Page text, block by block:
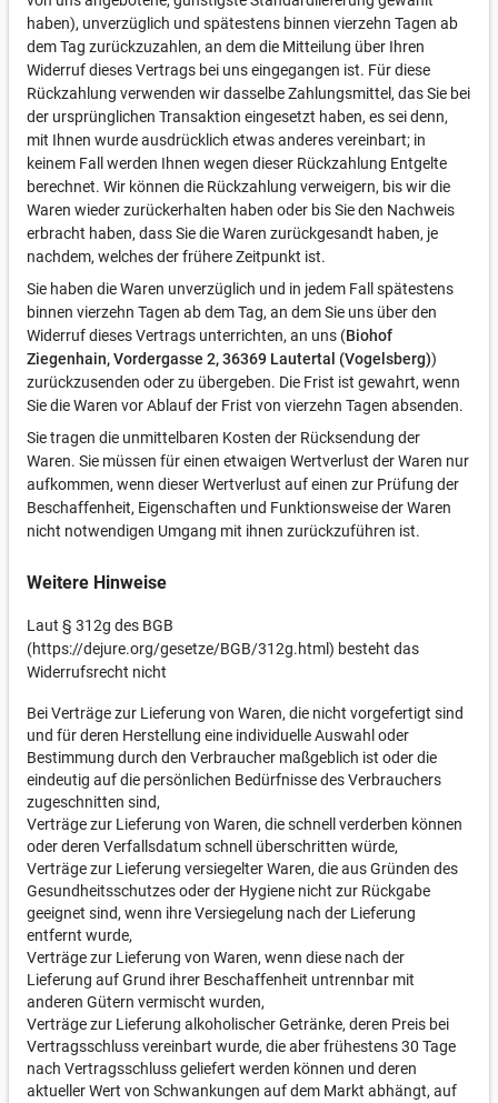
haben), unverzüglich und spätestens binnen vierzehn Tagen ab
dem Tag zurückzuzahlen, an dem die Mitteilung über Ihren
Widerruf dieses Vertrags bei uns eingegangen ist. Für diese
Rückzahlung verwenden wir dasselbe Zahlungsmittel, das Sie bei
der ursprünglichen Transaktion eingesetzt haben, es sei denn,
mit Ihnen wurde ausdrücklich etwas anderes vereinbart; in
keinem Fall werden Ihnen wegen dieser Rückzahlung Entgelte
berechnet. Wir können die Rückzahlung verweigern, bis wir die
Waren wieder zurückerhalten haben oder bis Sie den Nachweis
erbracht haben, dass Sie die Waren zurückgesandt haben, je
nachdem, welches der frühere Zeitpunkt ist.
Sie haben die Waren unverzüglich und in jedem Fall spätestens
binnen vierzehn Tagen ab dem Tag, an dem Sie uns über den
Widerruf dieses Vertrags unterrichten, an uns (Biohof
Ziegenhain, Vordergasse 2, 36369 Lautertal (Vogelsberg))
zurückzusenden oder zu übergeben. Die Frist ist gewahrt, wenn
Sie die Waren vor Ablauf der Frist von vierzehn Tagen absenden.
Sie tragen die unmittelbaren Kosten der Rücksendung der
Waren. Sie müssen für einen etwaigen Wertverlust der Waren nur
aufkommen, wenn dieser Wertverlust auf einen zur Prüfung der
Beschaffenheit, Eigenschaften und Funktionsweise der Waren
nicht notwendigen Umgang mit ihnen zurückzuführen ist.
Weitere Hinweise
Laut § 312g des BGB
(https://dejure.org/gesetze/BGB/312g.html) besteht das
Widerrufsrecht nicht
Bei Verträge zur Lieferung von Waren, die nicht vorgefertigt sind
und für deren Herstellung eine individuelle Auswahl oder
Bestimmung durch den Verbraucher maßgeblich ist oder die
eindeutig auf die persönlichen Bedürfnisse des Verbrauchers
zugeschnitten sind,
Verträge zur Lieferung von Waren, die schnell verderben können
oder deren Verfallsdatum schnell überschritten würde,
Verträge zur Lieferung versiegelter Waren, die aus Gründen des
Gesundheitsschutzes oder der Hygiene nicht zur Rückgabe
geeignet sind, wenn ihre Versiegelung nach der Lieferung
entfernt wurde,
Verträge zur Lieferung von Waren, wenn diese nach der
Lieferung auf Grund ihrer Beschaffenheit untrennbar mit
anderen Gütern vermischt wurden,
Verträge zur Lieferung alkoholischer Getränke, deren Preis bei
Vertragsschluss vereinbart wurde, die aber frühestens 30 Tage
nach Vertragsschluss geliefert werden können und deren
aktueller Wert von Schwankungen auf dem Markt abhängt, auf